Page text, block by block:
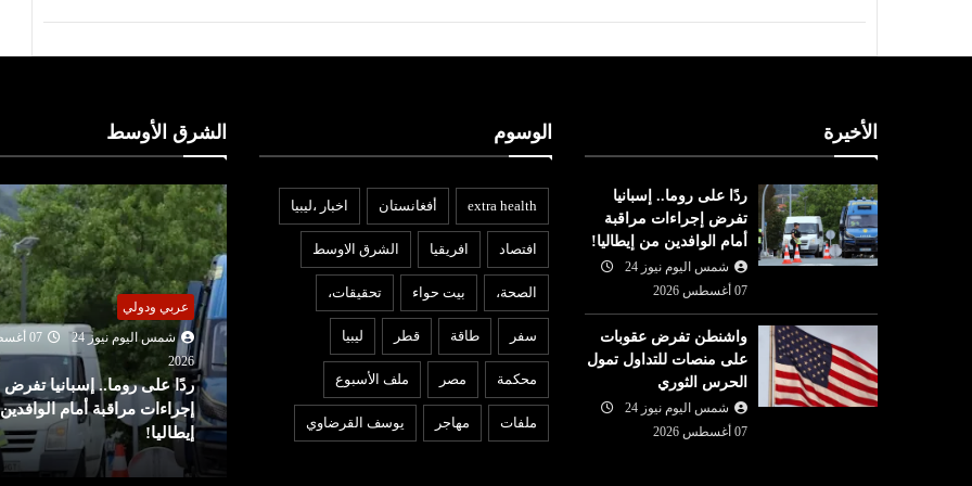
الأخيرة
ردًا على روما.. إسبانيا
تفرض إجراءات مراقبة
أمام الوافدين من إيطاليا!
شمس اليوم نيوز 24
07 أغسطس 2026
واشنطن تفرض عقوبات
على منصات للتداول تمول
الحرس الثوري
شمس اليوم نيوز 24
07 أغسطس 2026
الوسوم
extra health أفغانستان اخبار ،ليبيا
افتصاد افريقيا الشرق الاوسط
الصحة، بيت حواء تحقيقات،
سفر طاقة قطر ليبيا
محكمة مصر ملف الأسبوع
ملفات مهاجر يوسف القرضاوي
الشرق الأوسط
كيف تقود
ملف التضامن
عربي ودولي
شمس اليوم نيوز 24
07 أغسطس
2026
توقيع اتفاق دفاع مشترك بين
السعودية وتركيا وباكستان
عربي ودولي
شمس اليوم نيوز 24
2026
ردًا على روما.. إسبانيا تفرض
إجراءات مراقبة أمام الوافدين من
إيطاليا!
عربي ودولي
شمس اليوم نيوز 24
07
2026
واشنطن تفرض عقوبات على
منصات للتداول تمول الحرس
الثوري